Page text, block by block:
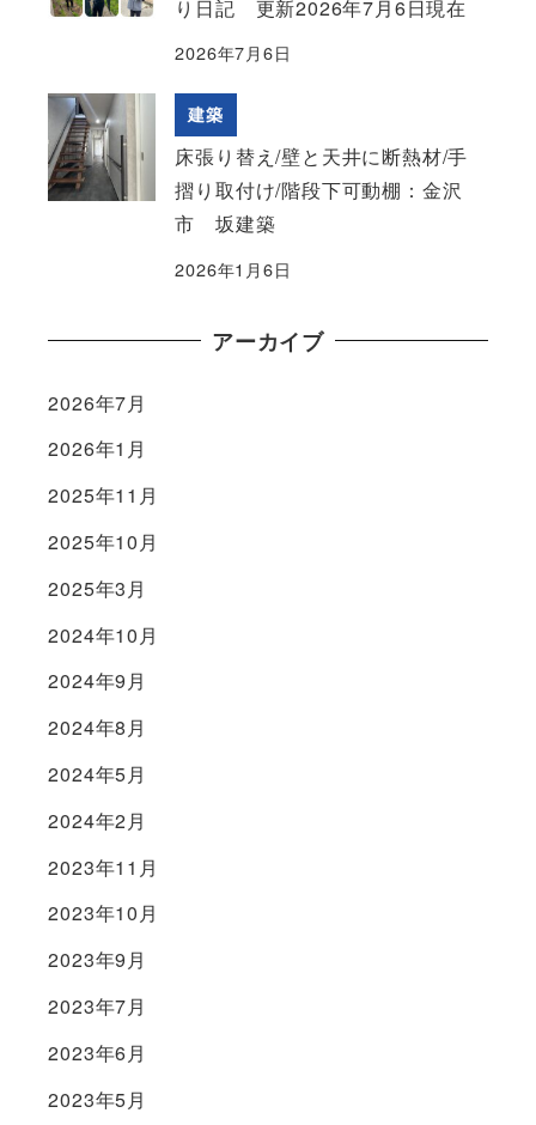
り日記 更新2026年7月6日現在
2026年7月6日
建築
床張り替え/壁と天井に断熱材/手
摺り取付け/階段下可動棚：金沢
市 坂建築
2026年1月6日
アーカイブ
2026年7月
2026年1月
2025年11月
2025年10月
2025年3月
2024年10月
2024年9月
2024年8月
2024年5月
2024年2月
2023年11月
2023年10月
2023年9月
2023年7月
2023年6月
2023年5月